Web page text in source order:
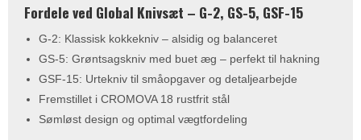
Fordele ved Global Knivsæt – G-2, GS-5, GSF-15
G-2: Klassisk kokkekniv – alsidig og balanceret
GS-5: Grøntsagskniv med buet æg – perfekt til hakning
GSF-15: Urtekniv til småopgaver og detaljearbejde
Fremstillet i CROMOVA 18 rustfrit stål
Sømløst design og optimal vægtfordeling